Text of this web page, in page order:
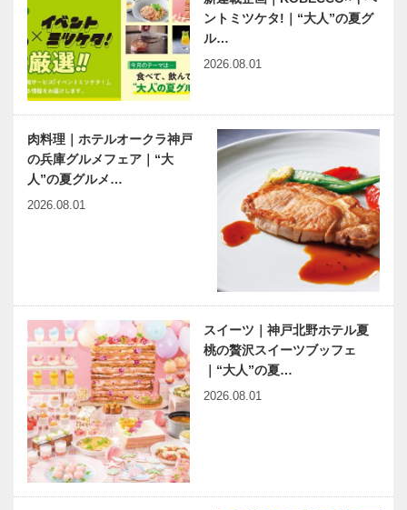
戦争し…
で温かい…
神戸偉人伝外伝 ～知られ
ざる偉業～ （70）後編
大谷光瑞
ントミツケタ!｜“大人”の夏グ
ル…
2026.08.01
肉料理｜ホテルオークラ神戸
の兵庫グルメフェア｜“大
人”の夏グルメ…
2026.08.01
スイーツ｜神戸北野ホテル夏
桃の贅沢スイーツブッフェ
｜“大人”の夏…
2026.08.01